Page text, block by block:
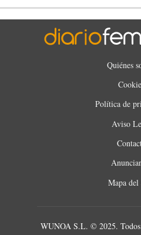
Quiénes
Política de
Aviso
Mapa
WUNOA S.L. © 2025. Todos